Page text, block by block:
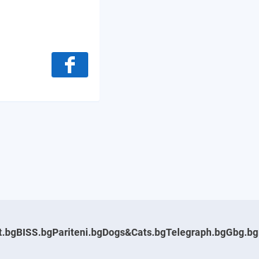
BISS.bgPariteni.bgDogs&Cats.bgTelegraph.bgGbg.bg